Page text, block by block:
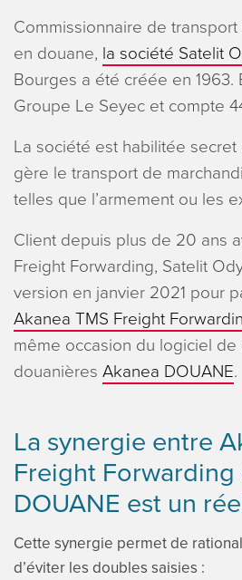
Commissionnaire de
en douane, la société Satelit
Bourges a été créée en 1963.
Groupe Le Seyec et compte
La société est habilitée
gère le transport de
telles que l’armement ou les
Client depuis plus de 20 ans
Freight Forwarding, Satelit
version en janvier 2021 pour
Akanea TMS Freight
même occasion du logiciel de
douanières Akanea DOUANE.
La synergie entre
Freight Forwarding
DOUANE est un
Cette synergie permet de
d’éviter les doubles saisies :